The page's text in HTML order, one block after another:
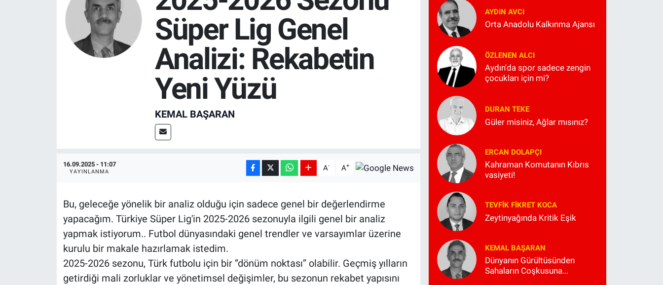
Süper Lig Genel
Analizi: Rekabetin
Yeni Yüzü
KEMAL BAŞARAN
16.09.2025 - 11:07
YAYINLANMA A- A+
Bu, geleceğe yönelik bir analiz olduğu için sadece genel bir değerlendirme
yapacağım. Türkiye Süper Lig'in 2025-2026 sezonuyla ilgili genel bir analiz
yapmak istiyorum.. Futbol dünyasındaki genel trendler ve varsayımlar üzerine
kurulu bir makale hazırlamak istedim.
2025-2026 sezonu, Türk futbolu için bir ‘’dönüm noktası’’ olabilir. Geçmiş yılların
getirdiği mali zorluklar ve yönetimsel değişimler, bu sezonun rekabet yapısını
AYDIN AVCI
Orta Anadolu Kalkınma Ajansı
ÖZLENEN ALCI
Aydın'da spor sadece zengin
çocukları için mi?
DURAN TEKE
Güler misiniz, Ağlar mısınız?
ERCAN DOLAPÇI
Kahraman Komutanın Kıbrıs
vasiyeti!
TEVFIK FIKRET KOCA
Zeytinyağında Kritik Eşik
KEMAL BAŞARAN
Dünyanın Gürültüsünden
Sahaların Coşkusuna...
RESMİ İLANLAR